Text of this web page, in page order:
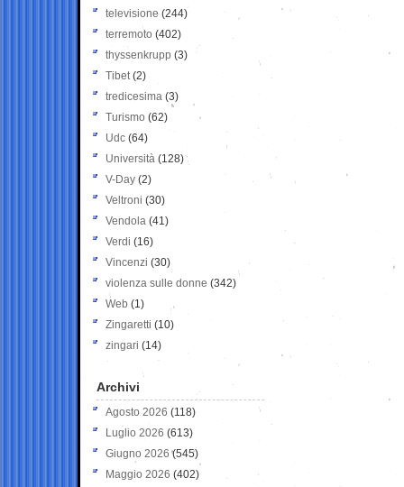
televisione(244)
terremoto (402)
thyssenkrupp (3)
Tibet(2)
tredicesima (3)
Turismo (62)
Udc (64)
Università (128)
V-Day (2)
Veltroni (30)
Vendola (41)
Verdi (16)
Vincenzi (30)
violenza sulle donne (342)
Web (1)
Zingaretti (10)
zingari (14)
Archivi
Agosto 2026 (118)
Luglio 2026 (613)
Giugno 2026 (545)
Maggio 2026 (402)